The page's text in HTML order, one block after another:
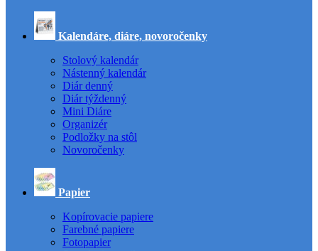
Kalendáre, diáre, novoročenky
Stolový kalendár
Nástenný kalendár
Diár denný
Diár týždenný
Mini Diáre
Organizér
Podložky na stôl
Novoročenky
Papier
Kopírovacie papiere
Farebné papiere
Fotopapier